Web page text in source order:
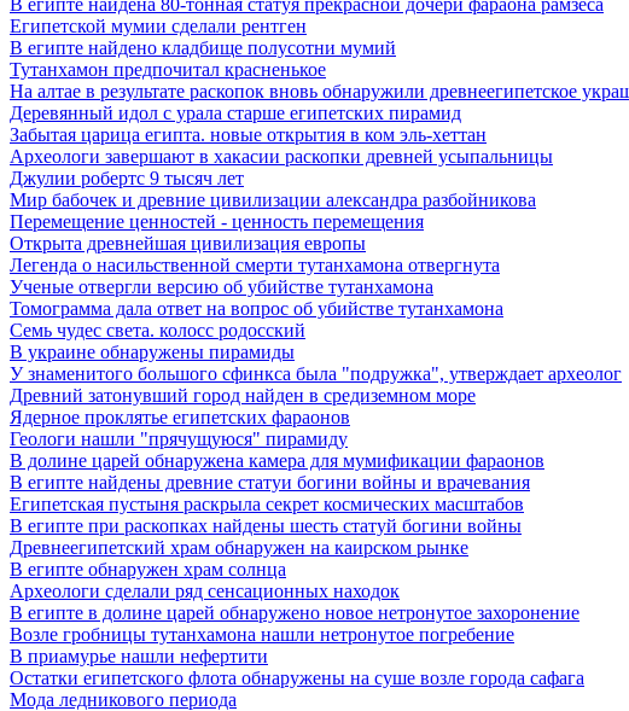
Египетской мумии сделали рентген
В египте найдено кладбище полусотни мумий
Тутанхамон предпочитал красненькое
На алтае в результате раскопок вновь обнаружили древнеегипетское
Деревянный идол с урала старше египетских пирамид
Забытая царица египта. новые открытия в ком эль-хеттан
Археологи завершают в хакасии раскопки древней усыпальницы
Джулии робертс 9 тысяч лет
Мир бабочек и древние цивилизации александра разбойникова
Перемещение ценностей - ценность перемещения
Открыта древнейшая цивилизация европы
Легенда о насильственной смерти тутанхамона отвергнута
Ученые отвергли версию об убийстве тутанхамона
Томограмма дала ответ на вопрос об убийстве тутанхамона
Семь чудес света. колосс родосский
В украине обнаружены пирамиды
У знаменитого большого сфинкса была "подружка", утверждает археолог
Древний затонувший город найден в средиземном море
Ядерное проклятье египетских фараонов
Геологи нашли "прячущуюся" пирамиду
В долине царей обнаружена камера для мумификации фараонов
В египте найдены древние статуи богини войны и врачевания
Египетская пустыня раскрыла секрет космических масштабов
В египте при раскопках найдены шесть статуй богини войны
Древнеегипетский храм обнаружен на каирском рынке
В египте обнаружен храм солнца
Археологи сделали ряд сенсационных находок
В египте в долине царей обнаружено новое нетронутое захоронение
Возле гробницы тутанхамона нашли нетронутое погребение
В приамурье нашли нефертити
Остатки египетского флота обнаружены на суше возле города сафага
Мода ледникового периода